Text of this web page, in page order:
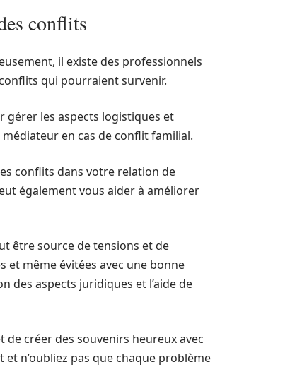
conflits
il existe des professionnels
qui pourraient survenir.
gérer les aspects logistiques et
en cas de conflit familial.
conflits dans votre relation de
également vous aider à améliorer
être source de tensions et de
et même évitées avec une bonne
des aspects juridiques et l’aide de
de créer des souvenirs heureux avec
n’oubliez pas que chaque problème